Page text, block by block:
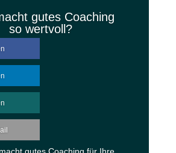
gutes Coaching
so wertvoll?